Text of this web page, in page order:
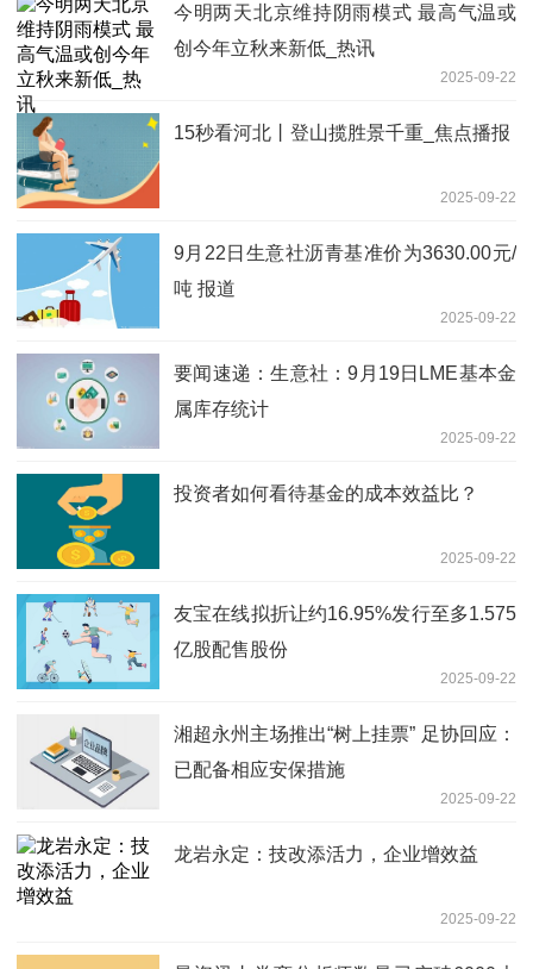
今明两天北京维持阴雨模式 最高气温或
创今年立秋来新低_热讯
2025-09-22
15秒看河北丨登山揽胜景千重_焦点播报
2025-09-22
9月22日生意社沥青基准价为3630.00元/
吨 报道
2025-09-22
要闻速递：生意社：9月19日LME基本金
属库存统计
2025-09-22
投资者如何看待基金的成本效益比？
2025-09-22
友宝在线拟折让约16.95%发行至多1.575
亿股配售股份
2025-09-22
湘超永州主场推出“树上挂票” 足协回应：
已配备相应安保措施
2025-09-22
龙岩永定：技改添活力，企业增效益
2025-09-22